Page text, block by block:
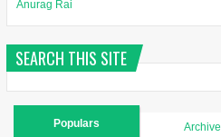
Anurag Rai
SEARCH THIS SITE
Populars Archive